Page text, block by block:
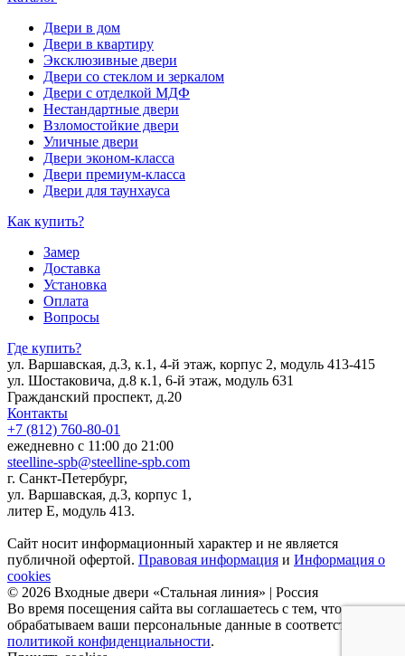
Двери в дом
Двери в квартиру
Эксклюзивные двери
Двери со стеклом и зеркалом
Двери с отделкой МДФ
Нестандартные двери
Взломостойкие двери
Уличные двери
Двери эконом-класса
Двери премиум-класса
Двери для таунхауса
Как купить?
Замер
Доставка
Установка
Оплата
Вопросы
Где купить?
ул. Варшавская, д.3, к.1, 4-й этаж, корпус 2, модуль 413-415
ул. Шостаковича, д.8 к.1, 6-й этаж, модуль 631
Гражданский проспект, д.20
Контакты
+7 (812) 760-80-01
ежедневно с 11:00 до 21:00
steelline-spb@steelline-spb.com
г. Санкт-Петербург,
ул. Варшавская, д.3, корпус 1,
литер Е, модуль 413.
Сайт носит информационный характер и не является
публичной офертой. Правовая информация и Информация о
cookies
© 2026 Входные двери «Стальная линия» | Россия
Во время посещения сайта вы соглашаетесь с тем, что мы
обрабатываем ваши персональные данные в соответствии с
политикой конфиденциальности.